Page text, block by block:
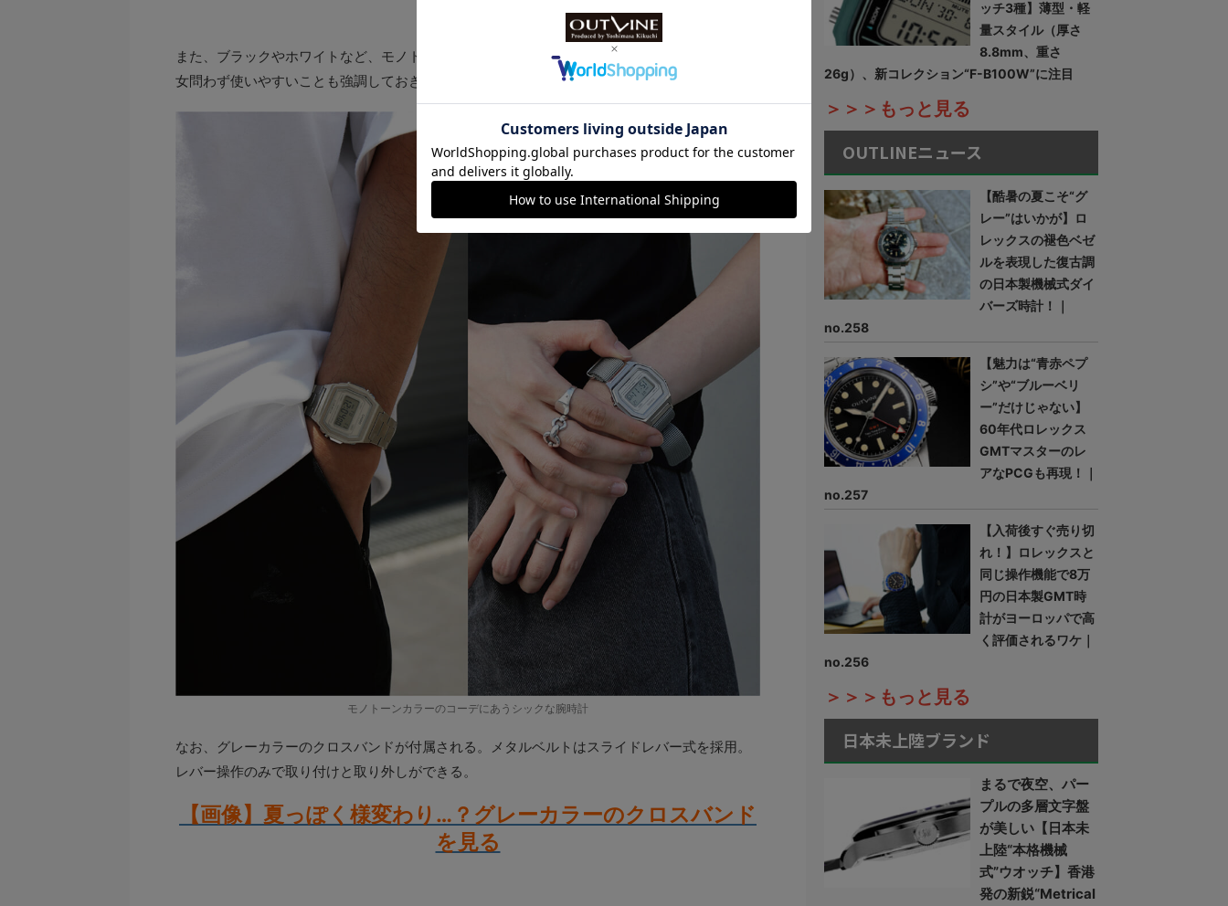
また、ブラックやホワイトなど、モノトーンカラーのコーデにあうシックな腕時計なので、男
女問わず使いやすいことも強調しておきたい。
モノトーンカラーのコーデにあうシックな腕時計
なお、グレーカラーのクロスバンドが付属される。メタルベルトはスライドレバー式を採用。
レバー操作のみで取り付けと取り外しができる。
【画像】夏っぽく様変わり…？グレーカラーのクロスバンド
を見る
ッチ3種】薄型・軽
量スタイル（厚さ
8.8mm、重さ
26g）、新コレクション“F-B100W”に注目
＞＞＞もっと見る
OUTLINEニュース
【酷暑の夏こそ“グ
レー”はいかが】ロ
レックスの褪色ベゼ
ルを表現した復古調
の日本製機械式ダイ
バーズ時計！｜
no.258
【魅力は“青赤ペプ
シ”や“ブルーベリ
ー”だけじゃない】
60年代ロレックス
GMTマスターのレ
アなPCGも再現！｜
no.257
【入荷後すぐ売り切
れ！】ロレックスと
同じ操作機能で8万
円の日本製GMT時
計がヨーロッパで高
く評価されるワケ｜
no.256
＞＞＞もっと見る
日本未上陸ブランド
まるで夜空、パー
プルの多層文字盤
が美しい【日本未
上陸“本格機械
式”ウオッチ】香港
発の新鋭“Metrical